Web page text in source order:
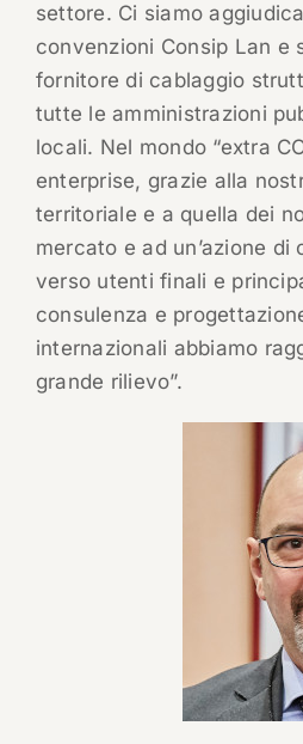
settore. Ci siamo
convenzioni Consip Lan e
fornitore di cablaggio
tutte le amministrazioni
locali. Nel mondo “extra
enterprise, grazie alla
territoriale e a quella dei
mercato e ad un’azione
verso utenti finali e
consulenza e
internazionali abbiamo
grande rilievo”.